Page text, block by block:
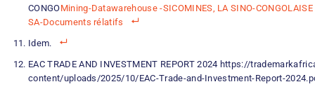
CONGOMining-Datawarehouse -SICOMINES, LA SINO-CONGOLAISE
SA-Documents rélatifs
Idem.
EAC TRADE AND INVESTMENT REPORT 2024 https://
content/uploads/2025/10/EAC-Trade-and-Investment-Report-